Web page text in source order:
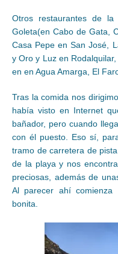
Otros restaurantes de
Goleta(en Cabo de Gata,
Casa Pepe en San José,
y Oro y Luz en
en en Agua Amarga, El
Tras la comida nos
había visto en Internet
bañador, pero cuando
con él puesto. Eso sí,
tramo de carretera de
de la playa y nos
preciosas, además de
Al parecer ahí
bonita.